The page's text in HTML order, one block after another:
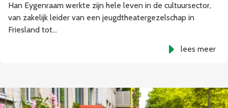
Han Eygenraam werkte zijn hele leven in de cultuursector,
van zakelijk leider van een jeugdtheatergezelschap in
Friesland tot…
lees meer